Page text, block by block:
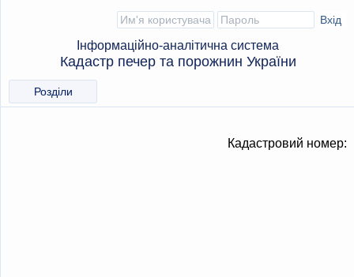
Інформаційно-аналітична система
Кадастр печер та порожнин України
Розділи
Кадастровий номер: